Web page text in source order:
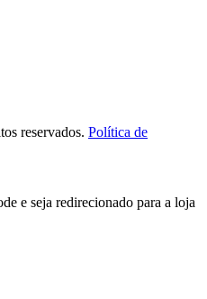
reservados. Política de
e seja redirecionado para a loja